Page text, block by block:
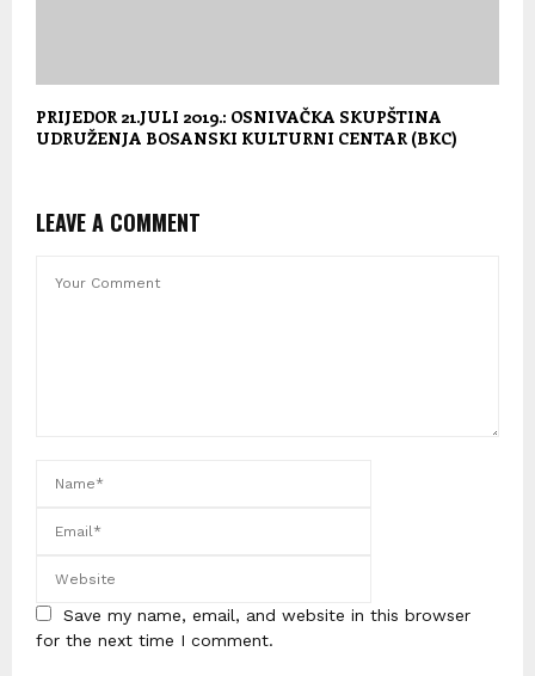
PRIJEDOR 21.JULI 2019.: OSNIVAČKA SKUPŠTINA
UDRUŽENJA BOSANSKI KULTURNI CENTAR (BKC)
LEAVE A COMMENT
Save my name, email, and website in this browser
for the next time I comment.